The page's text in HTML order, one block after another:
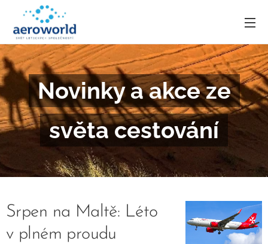
Novinky a akce ze
světa cestování
Srpen na Maltě: Léto
v plném proudu